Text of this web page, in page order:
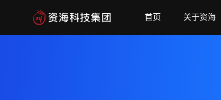
首页 关于资海